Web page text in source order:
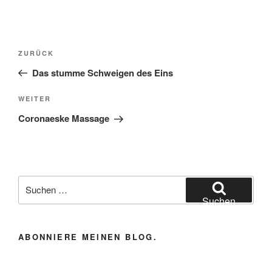
Beitragsnavigation
Vorheriger
Beitrag
ZURÜCK
Das stumme Schweigen des Eins
Nächster
Beitrag
WEITER
Coronaeske Massage
nach:
Suchen
ABONNIERE MEINEN BLOG.